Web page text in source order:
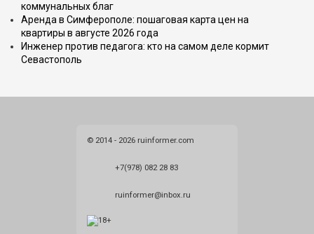
коммунальных благ
Аренда в Симферополе: пошаговая карта цен на
квартиры в августе 2026 года
Инженер против педагога: кто на самом деле кормит
Севастополь
© 2014 - 2026 ruinformer.com
+7(978) 082 28 83
ruinformer@inbox.ru